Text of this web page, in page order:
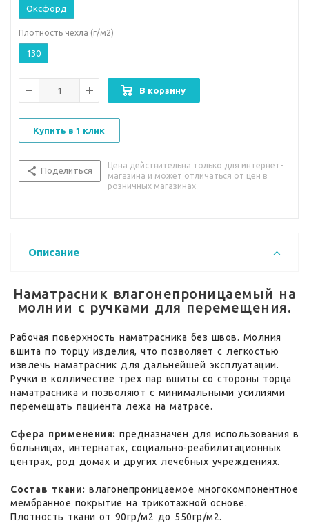
Оксфорд
Плотность чехла (г/м2)
130
В корзину
Купить в 1 клик
Поделиться
Цена действительна только для интернет-
магазина и может отличаться от цен в
розничных магазинах
Описание
Наматрасник влагонепроницаемый на
молнии с ручками для перемещения.
Рабочая поверхность наматрасника без швов. Молния
вшита по торцу изделия, что позволяет с легкостью
извлечь наматрасник для дальнейшей эксплуатации.
Ручки в колличестве трех пар вшиты со стороны торца
наматрасника и позволяют с минимальными усилиями
перемещать пациента лежа на матрасе.
Сфера применения: предназначен для использования в
больницах, интернатах, социально-реабилитационных
центрах, род домах и других лечебных учреждениях.
Состав ткани: влагонепроницаемое многокомпонентное
мембранное покрытие на трикотажной основе.
Плотность ткани от 90гр/м2 до 550гр/м2.